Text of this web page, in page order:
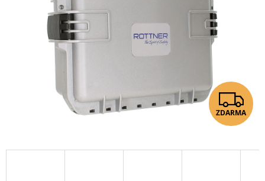
Z
D
A
ZDARMA